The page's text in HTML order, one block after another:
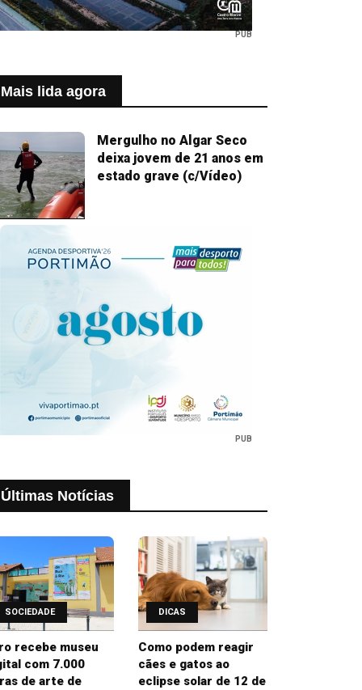
PUB
Mais lida agora
Mergulho no Algar Seco
deixa jovem de 21 anos em
estado grave (c/Vídeo)
PUB
Últimas Notícias
SOCIEDADE
recebe museu
com 7.000
de arte de
DICAS
Como podem reagir
cães e gatos ao
eclipse solar de 12 de